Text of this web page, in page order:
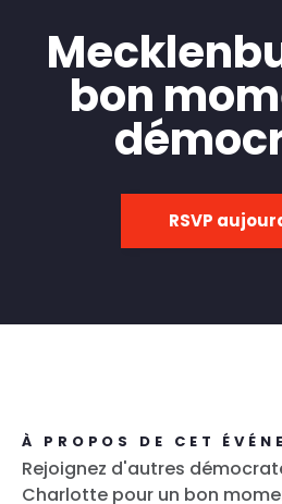
bon
RSVP
À PROPOS DE CET
Rejoignez d'autres
Charlotte pour un bon